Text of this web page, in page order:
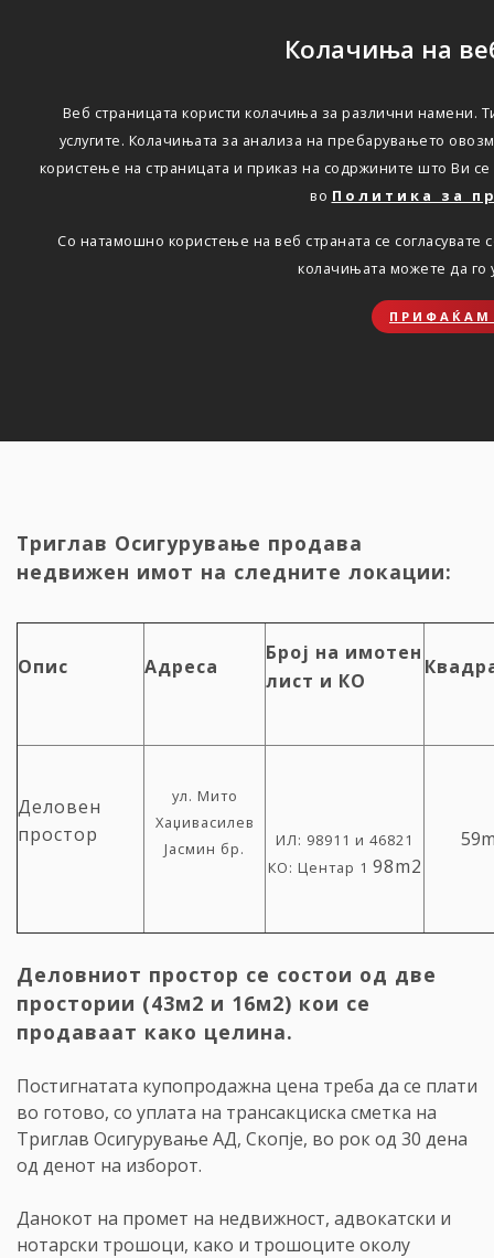
Колачиња на
Веб страницата користи колачиња за различни намени.
услугите. Колачињата за анализа на пребарувањето
користење на страницата и приказ на содржините што Ви
во Политика за
Со натамошно користење на веб страната се
колачињата можете да го
ПРИФАЌАМ
Оглас за продажба на
недвижен имот на
Триглав Осигурување
Оглас за продажба на недвижен имот на
Триглав Осигурување продава
недвижен имот на следните локации:
Опис Адреса
Број на имотен
лист и КО
Деловен
простор
ул. Мито
Хаџивасилев
Јасмин бр.
ИЛ: 98911 и 46821
КО: Центар 1 98m2
Деловниот простор се состои од две
простории (43м2 и 16м2) кои се
продаваат како целина.
Постигнатата купопродажна цена треба да се плати
во готово, со уплата на трансакциска сметка на
Триглав Осигурување АД, Скопје, во рок од 30 дена
од денот на изборот.
Данокот на промет на недвижност, адвокатски и
нотарски трошоци, како и трошоците околу